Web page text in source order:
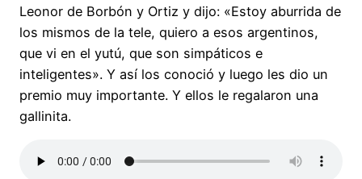
Leonor de Borbón y Ortiz y dijo: «Estoy aburrida de
los mismos de la tele, quiero a esos argentinos,
que vi en el yutú, que son simpáticos e
inteligentes». Y así los conoció y luego les dio un
premio muy importante. Y ellos le regalaron una
gallinita.